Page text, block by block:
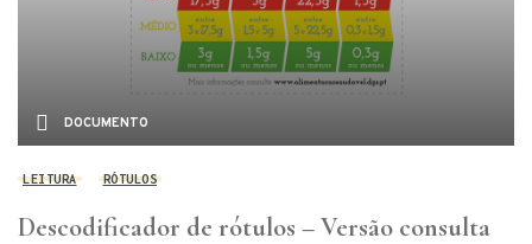
DOCUMENTO
LEITURA RÓTULOS
Descodificador de rótulos – Versão consulta